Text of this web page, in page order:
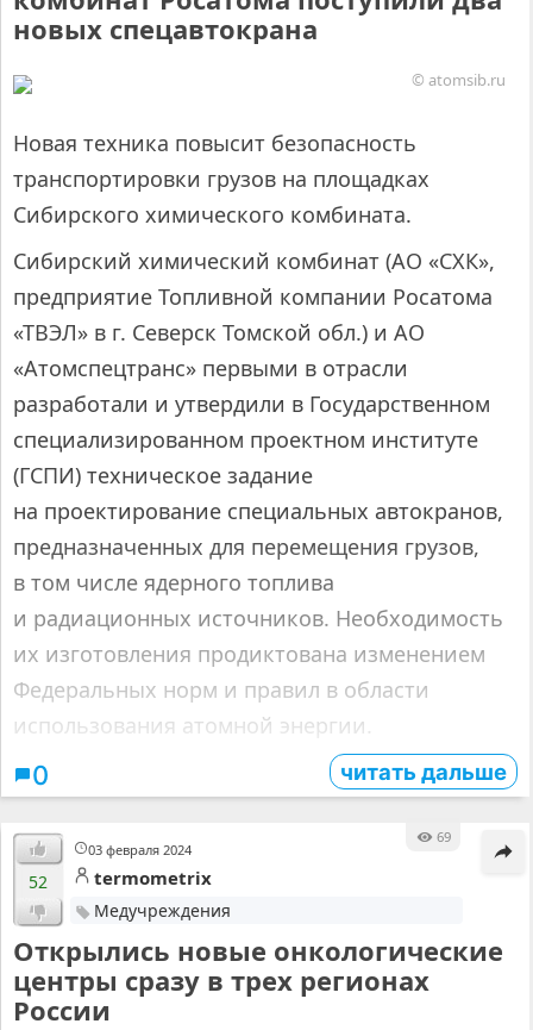
новых спецавтокрана
© atomsib.ru
Новая техника повысит безопасность
транспортировки грузов на площадках
Сибирского химического комбината.
Сибирский химический комбинат (АО «СХК»,
предприятие Топливной компании Росатома
«ТВЭЛ» в г. Северск Томской обл.) и АО
«Атомспецтранс» первыми в отрасли
разработали и утвердили в Государственном
специализированном проектном институте
(ГСПИ) техническое задание
на проектирование специальных автокранов,
предназначенных для перемещения грузов,
в том числе ядерного топлива
и радиационных источников. Необходимость
их изготовления продиктована изменением
Федеральных норм и правил в области
использования атомной энергии.
0 читать дальше
03 февраля 2024
69
52 termometrix
Медучреждения
Открылись новые онкологические
центры сразу в трех регионах
России